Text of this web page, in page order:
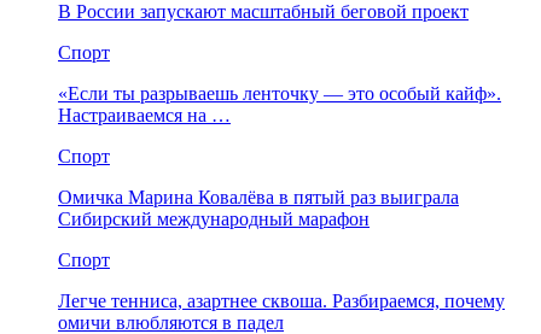
В России запускают масштабный беговой проект
Спорт
«Если ты разрываешь ленточку — это особый кайф».
Настраиваемся на …
Спорт
Омичка Марина Ковалёва в пятый раз выиграла
Сибирский международный марафон
Спорт
Легче тенниса, азартнее сквоша. Разбираемся, почему
омичи влюбляются в падел